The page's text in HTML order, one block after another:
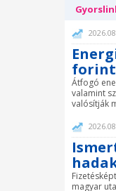
Átfogó
valamint
valósítják
magyar